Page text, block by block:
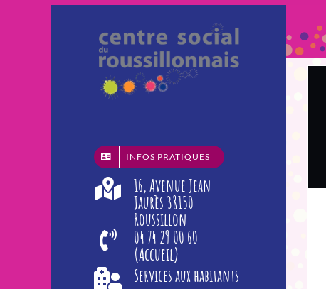
INFOS PRATIQUES
16, Avenue Jean
Jaurès 38150
Roussillon
04 74 29 00 60
(Accueil)
Services aux habitants